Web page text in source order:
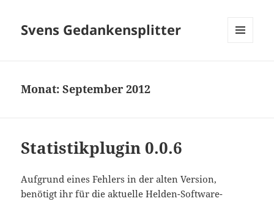
Svens Gedankensplitter
Monat:September 2012
Statistikplugin 0.0.6
Aufgrund eines Fehlers in der alten Version,
benötigt ihr für die aktuelle Helden-Software-